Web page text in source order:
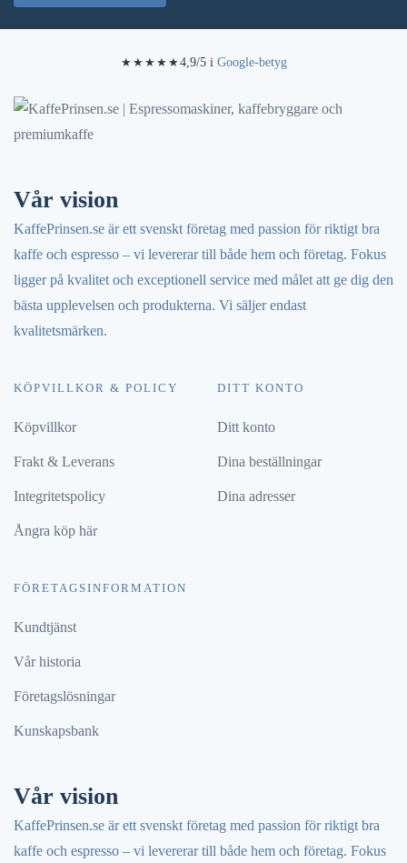
★★★★★4,9/5 i Google-betyg
Vår vision
KaffePrinsen.se är ett svenskt företag med passion för riktigt bra
kaffe och espresso – vi levererar till både hem och företag. Fokus
ligger på kvalitet och exceptionell service med målet att ge dig den
bästa upplevelsen och produkterna. Vi säljer endast
kvalitetsmärken.
KÖPVILLKOR & POLICY
Köpvillkor
Frakt & Leverans
Integritetspolicy
Ångra köp här
DITT KONTO
Ditt konto
Dina beställningar
Dina adresser
FÖRETAGSINFORMATION
Kundtjänst
Vår historia
Företagslösningar
Kunskapsbank
Vår vision
KaffePrinsen.se är ett svenskt företag med passion för riktigt bra
kaffe och espresso – vi levererar till både hem och företag. Fokus